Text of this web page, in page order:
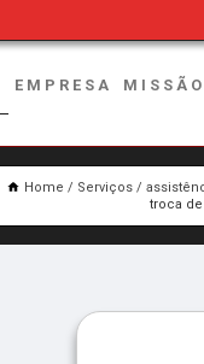
EMPRESA MISSÃO
Home Serviços
troca